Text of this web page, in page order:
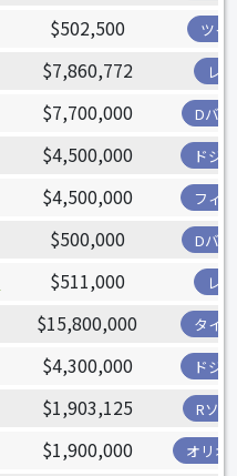
$502,500 ツイ
$7,860,772 レ
$7,700,000 Dバ
$4,500,000 ドジ
$4,500,000 フィ
$500,000 Dバ
$511,000 レ
$15,800,000 タイ
$4,300,000 ドジ
$1,903,125 Rソ
$1,900,000 オリオ